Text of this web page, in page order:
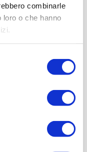
combinarle
o che hanno